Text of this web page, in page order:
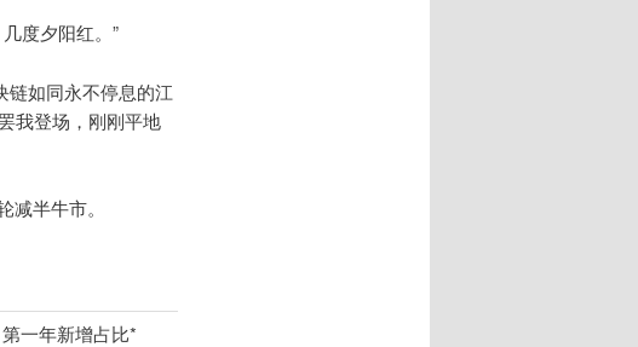
度夕阳红。”
链如同永不停息的江
我登场，刚刚平地
半牛市。
第一年新增占比*